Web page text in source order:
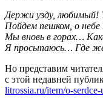
Держи узду, любимый!
Пойдем пешком, о небе
Мы вновь в горах…
Я просыпаюсь… Где
Но представим
с этой недавней
litrossia.ru/item/o-